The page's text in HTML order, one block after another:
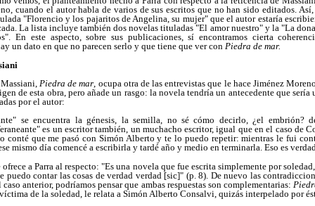
cuando el autor habla de varios de sus escritos que no han sido editados.
"Florencio y los pajaritos de Angelina, su mujer" que el autor estaría
La lista incluye también dos novelas tituladas "El amor nuestro" y la "La
En este aspecto, sobre sus publicaciones, sí encontramos cierta
un dato en que no parecen serlo y que tiene que ver con Piedra de mar.
Piedra de mar , ocupa otra de las entrevistas que le hace Jiménez
de esta obra, pero añade un rasgo: la novela tendría un antecedente que sería
por el autor:
se encuentra la génesis, la semilla, no sé cómo decirlo, ¿el embrión?
es un escritor también, un muchacho escritor, igual que en el caso de
conté que me pasó con Simón Alberto y te lo puedo repetir: mientras le fui
mismo día comencé a escribirla y tardé año y medio en terminarla. Eso es
a Parra al respecto: "Es una novela que fue escrita simplemente por
puedo contar las cosas de verdad verdad [sic]" (p. 8). De nuevo las
anterior, podríamos pensar que ambas respuestas son complementarias:
de la soledad, le relata a Simón Alberto Consalvi, quizás interpelado por